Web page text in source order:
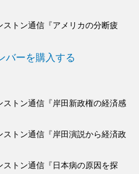
ストン通信『アメリカの分断疲
バーを購入する
ストン通信『日本病の原因を探
ストン通信『岸田演説から経済政
ストン通信『岸田新政権の経済感